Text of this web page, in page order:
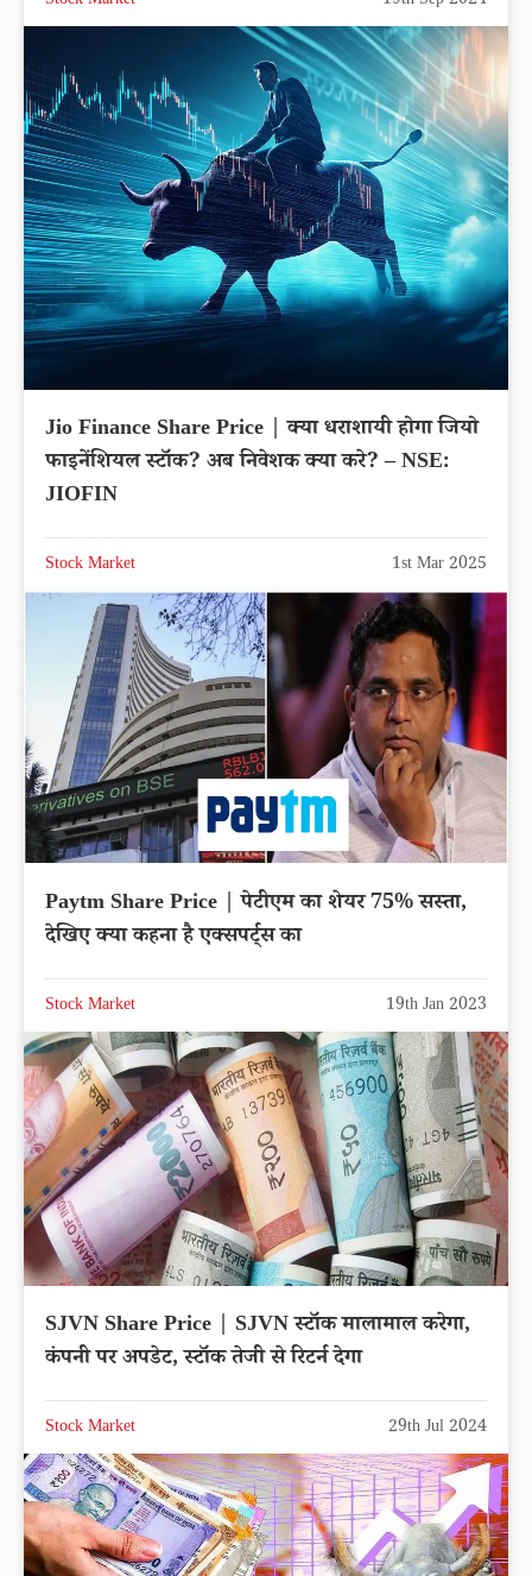
Jio Finance Share Price | क्या धराशायी होगा जियो
फाइनेंशियल स्टॉक? अब निवेशक क्या करे? – NSE:
JIOFIN
Stock Market 1st Mar 2025
Paytm Share Price | पेटीएम का शेयर 75% सस्ता,
देखिए क्या कहना है एक्सपर्ट्स का
Stock Market 19th Jan 2023
SJVN Share Price | SJVN स्टॉक मालामाल करेगा,
कंपनी पर अपडेट, स्टॉक तेजी से रिटर्न देगा
Stock Market 29th Jul 2024